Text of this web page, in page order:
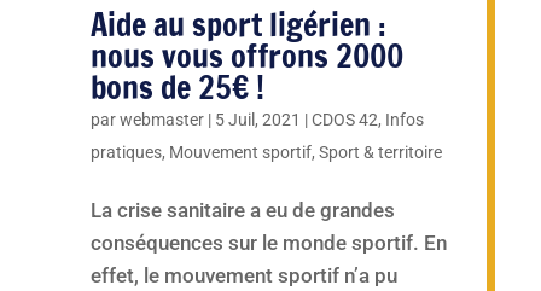
Aide au sport ligérien :
nous vous offrons 2000
bons de 25€ !
parwebmaster| 5 Juil, 2021 |CDOS 42, Infos
pratiques, Mouvement sportif, Sport & territoire
La crise sanitaire a eu de grandes
conséquences sur le monde sportif. En
effet, le mouvement sportif n’a pu